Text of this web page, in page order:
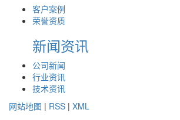
客户案例
荣誉资质
新闻资讯
公司新闻
行业资讯
技术资讯
网站地图 | RSS | XML